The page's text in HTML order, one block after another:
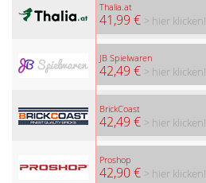
Thalia.at
41,99 € > hier klicken!
JB Spielwaren
42,49 € > hier klicken!
BrickCoast
42,49 € > hier klicken!
Proshop
42,90 € > hier klicken!